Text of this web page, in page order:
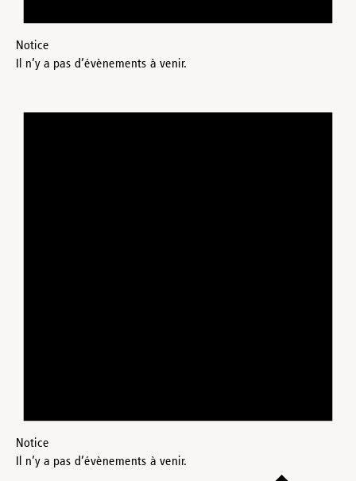
Notice
Il n’y a pas d’évènements à venir.
Notice
Il n’y a pas d’évènements à venir.